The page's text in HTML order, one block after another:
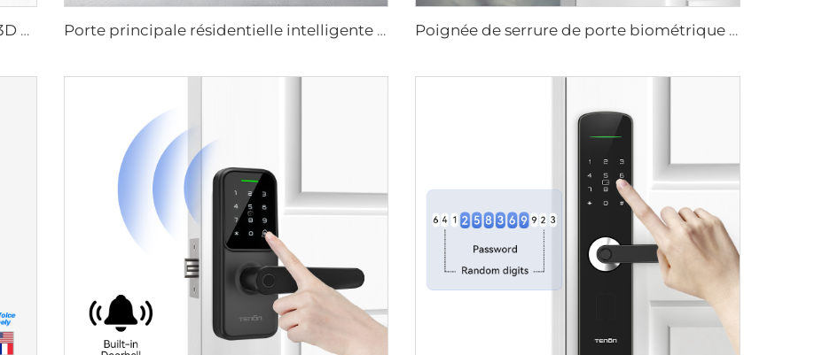
serrure de porte avec reconnaissance 3D du visage, caméra, empreinte digitale, mot de passe, veines de la main Tenon A9 Pro Porte principale résidentielle intelligente en aluminium de luxe pour sécurité M8 Poignée de serrure de porte biométrique à empreintes digitales pour domicile Tuya T15